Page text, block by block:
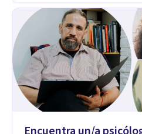
100% online, lo que te permite:
comodidad y privacidad de tu
acompañamiento profesional
encuentres.